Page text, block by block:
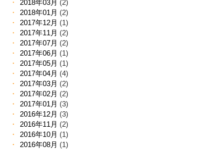
2018年03月 (2)
2018年01月 (2)
2017年12月 (1)
2017年11月 (2)
2017年07月 (2)
2017年06月 (1)
2017年05月 (1)
2017年04月 (4)
2017年03月 (2)
2017年02月 (2)
2017年01月 (3)
2016年12月 (3)
2016年11月 (2)
2016年10月 (1)
2016年08月 (1)